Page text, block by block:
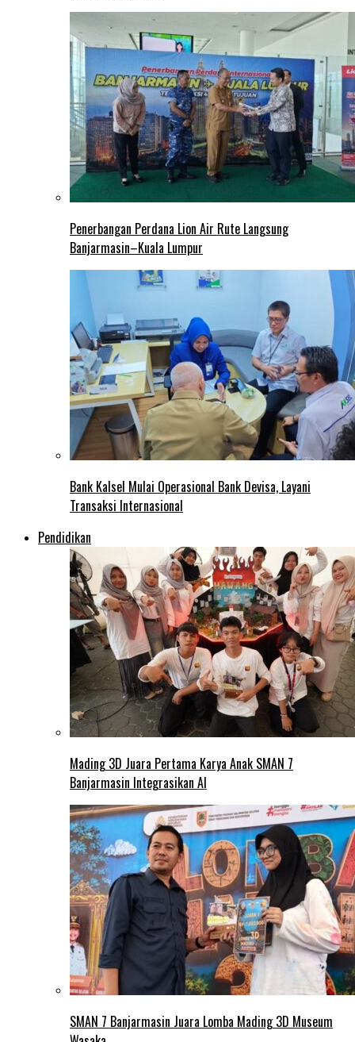
Penerbangan Perdana Lion Air Rute Langsung
Banjarmasin–Kuala Lumpur
Bank Kalsel Mulai Operasional Bank Devisa, Layani
Transaksi Internasional
Pendidikan
Mading 3D Juara Pertama Karya Anak SMAN 7
Banjarmasin Integrasikan AI
SMAN 7 Banjarmasin Juara Lomba Mading 3D Museum